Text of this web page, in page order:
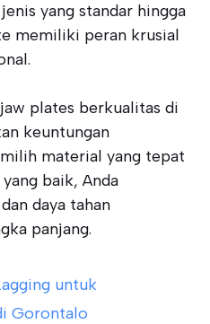
yang standar hingga
memiliki peran krusial
plates berkualitas di
keuntungan
material yang tepat
baik, Anda
daya tahan
panjang.
untuk
Gorontalo